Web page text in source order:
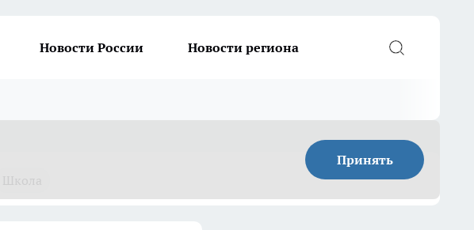
Новости России Новости региона
Принять